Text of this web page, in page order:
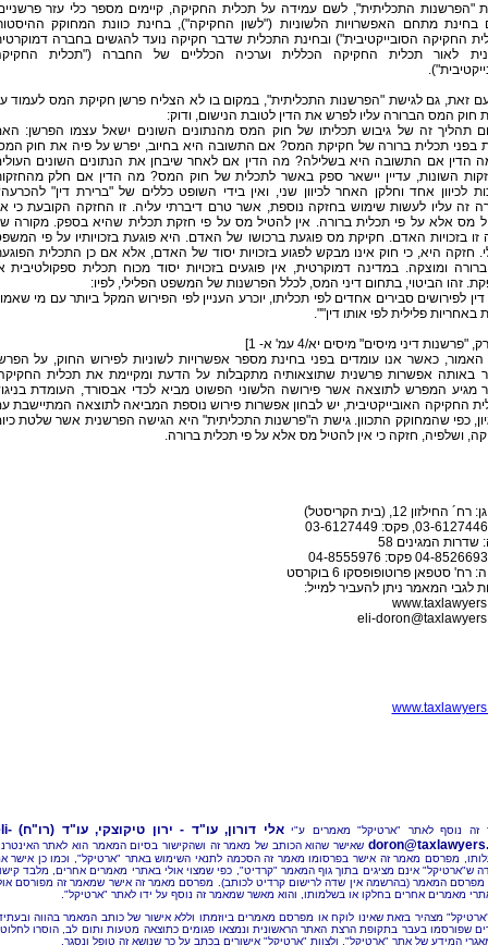
"הפרשנות התכליתית", לשם עמידה על תכלית החקיקה, קיימים מספר כלי עזר
בחינת מתחם האפשרויות הלשוניות ("לשון החקיקה"), בחינת כוונת המחוקק
החקיקה הסובייקטיבית") ובחינת התכלית שדבר חקיקה נועד להגשים בחברה
לאור תכלית החקיקה הכללית וערכיה הכלליים של החברה ("תכלית
זאת, גם לגישת "הפרשנות התכליתית", במקום בו לא הצליח פרשן חקיקת המס לעמוד
חוק המס הברורה עליו לפרש את הדין לטובת הנישום, ודוק:
תהליך זה של גיבוש תכליתו של חוק המס מהנתונים השונים ישאל עצמו הפרשן:
בפני תכלית ברורה של חקיקת המס? אם התשובה היא בחיוב, יפרש על פיה את חוק
הדין אם התשובה היא בשלילה? מה הדין אם לאחר שיבחן את הנתונים השונים
השונות, עדיין יישאר ספק באשר לתכלית של חוק המס? מה הדין אם חלק
לכיוון אחד וחלקן האחר לכיוון שני, ואין בידי השופט כללים של "ברירת דין"
זה עליו לעשות שימוש בחזקה נוספת, אשר טרם דיברתי עליה. זו החזקה הקובעת כי
מס אלא על פי תכלית ברורה. אין להטיל מס על פי חזקת תכלית שהיא בספק. מקורה
זו בזכויות האדם. חקיקת מס פוגעת ברכושו של האדם. היא פוגעת בזכויותיו על פי
חזקה היא, כי חוק אינו מבקש לפגוע בזכויות יסוד של האדם, אלא אם כן התכלית
ומוצקה. במדינה דמוקרטית, אין פוגעים בזכויות יסוד מכוח תכלית ספקולטיבית
זהו הביטוי, בתחום דיני המס, לכלל הפרשנות של המשפט הפלילי, לפיו:
דין לפירושים סבירים אחדים לפי תכליתו, יוכרע העניין לפי הפירוש המקל ביותר עם מי
באחריות פלילית לפי אותו דין"".
"פרשנות דיני מיסים" מיסים יא/4 עמ' א- 1]
האמור, כאשר אנו עומדים בפני בחינת מספר אפשרויות לשוניות לפירוש החוק, על
באותה אפשרות פרשנית שתוצאותיה מתקבלות על הדעת ומקיימת את תכלית
מגיע המפרש לתוצאה אשר פירושה הלשוני הפשוט מביא לכדי אבסורד, העומדת
החקיקה האובייקטיבית, יש לבחון אפשרות פירוש נוספת המביאה לתוצאה המתיישבת
כפי שהמחוקק התכוון. גישת ה"פרשנות התכליתית" היא הגישה הפרשנית אשר שלטת
ושלפיה, חזקה כי אין להטיל מס אלא על פי תכלית ברורה.
החילזון 12, (בית הקריסטל)
שדרות המגינים 58
רח' סטפאן פרוטופופסקו 6 בוקרסט
לגבי המאמר ניתן להעביר למייל:
eli-
זה נוסף לאתר "ארטיקל" מאמרים ע"יאלי דורון, עו"ד - ירון טיקוצקי, עו"ד (רו"ח)
שאישר שהוא הכותב של מאמר זה ושהקישור בסיום המאמר הוא לאתר
מפרסם מאמר זה אישר בפרסומו מאמר זה הסכמה לתנאי השימוש באתר "ארטיקל", וכמו כן אישר
ש"ארטיקל" אינם מציגים בתוך גוף המאמר "קרדיט", כפי שמצוי אולי באתרי מאמרים אחרים, מלבד
מפרסם המאמר (בהרשמה אין שדה לרישום קרדיט לכותב). מפרסם מאמר זה אישר שמאמר זה מפורסם
מאמרים אחרים בחלקו או בשלמותו, והוא מאשר שמאמר זה נוסף על ידו לאתר "ארטיקל".
מצהיר בזאת שאינו לוקח או מפרסם מאמרים ביוזמתו וללא אישור של כותב המאמר בהווה
שפורסמו בעבר בתקופת הרצת האתר הראשונית ונמצאו פגומים כתוצאה מטעות ותום לב, הוסרו
המידע של אתר "ארטיקל", ולצוות "ארטיקל" אישורים בכתב על כך שנושא זה טופל ונסגר.